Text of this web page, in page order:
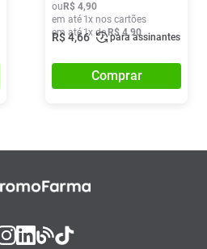
ou R$ 4,90
em até 1x nos cartões
em até 1x de R$ 4,90
R$4,66 para assinantes
Comprar